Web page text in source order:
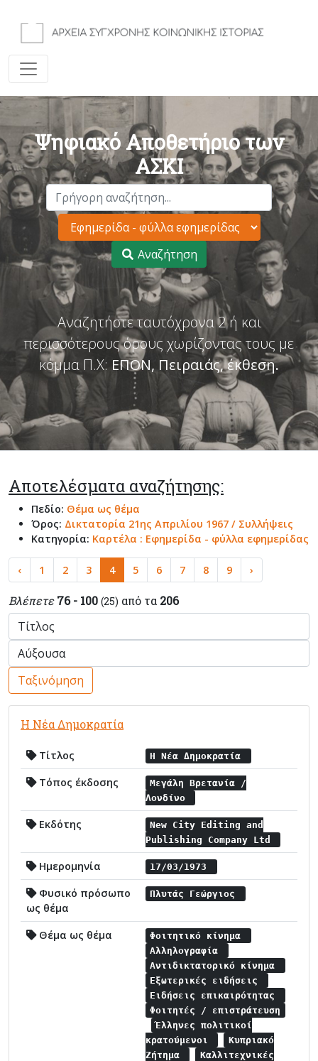
Ψηφιακό Αποθετήριο των
ΑΣΚΙ
Αναζήτηση
Αναζητήστε ταυτόχρονα 2 ή και
περισσότερους όρους χωρίζοντας τους με
κόμμα Π.Χ: ΕΠΟΝ, Πειραιάς, έκθεση.
Αποτελέσματα αναζήτησης:
Πεδίο: Θέμα ως θέμα
Όρος: Δικτατορία 21ης Απριλίου 1967 / Συλλήψεις
Κατηγορία: Καρτέλα : Εφημερίδα - φύλλα εφημερίδας
‹ 1 2 3 4 5 6 7 8 9 ›
Βλέπετε 76 - 100 (25) από τα 206
Ταξινόμηση
Η Νέα Δημοκρατία
Τίτλος Η Νέα Δημοκρατία
Τόπος έκδοσης
Μεγάλη Βρετανία /
Λονδίνο
Εκδότης
New City Editing and
Publishing Company Ltd
Ημερομηνία 17/03/1973
Φυσικό πρόσωπο
ως θέμα
Πλυτάς Γεώργιος
Θέμα ως θέμα
Φοιτητικό κίνημα
Αλληλογραφία
Αντιδικτατορικό κίνημα
Εξωτερικές ειδήσεις
Ειδήσεις επικαιρότητας
Φοιτητές / επιστράτευση
Έλληνες πολιτικοί
κρατούμενοι
Κυπριακό
Ζήτημα
Καλλιτεχνικές